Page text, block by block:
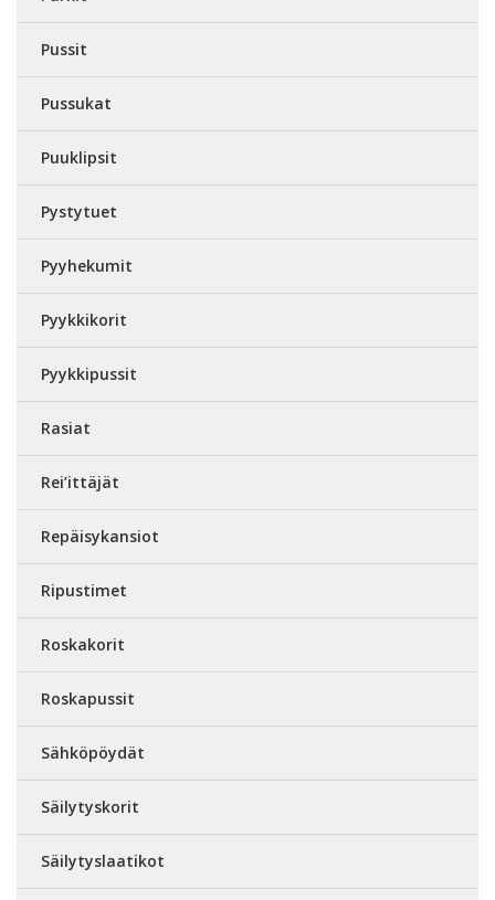
Pussit
Pussukat
Puuklipsit
Pystytuet
Pyyhekumit
Pyykkikorit
Pyykkipussit
Rasiat
Rei’ittäjät
Repäisykansiot
Ripustimet
Roskakorit
Roskapussit
Sähköpöydät
Säilytyskorit
Säilytyslaatikot